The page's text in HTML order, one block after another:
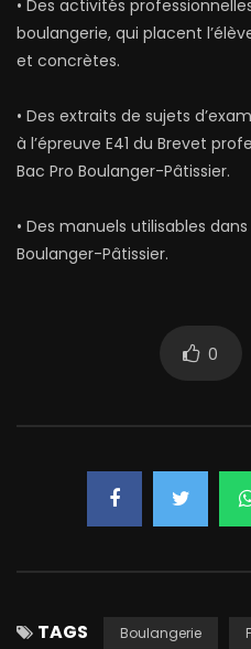
• Des activités
boulangerie, qui placent
et concrètes.
• Des extraits de sujets
à l’épreuve E41 du Brevet
Bac Pro Boulanger-Pâtissier.
• Des manuels utilisables
Boulanger-Pâtissier.
0
TAGS Boulangerie